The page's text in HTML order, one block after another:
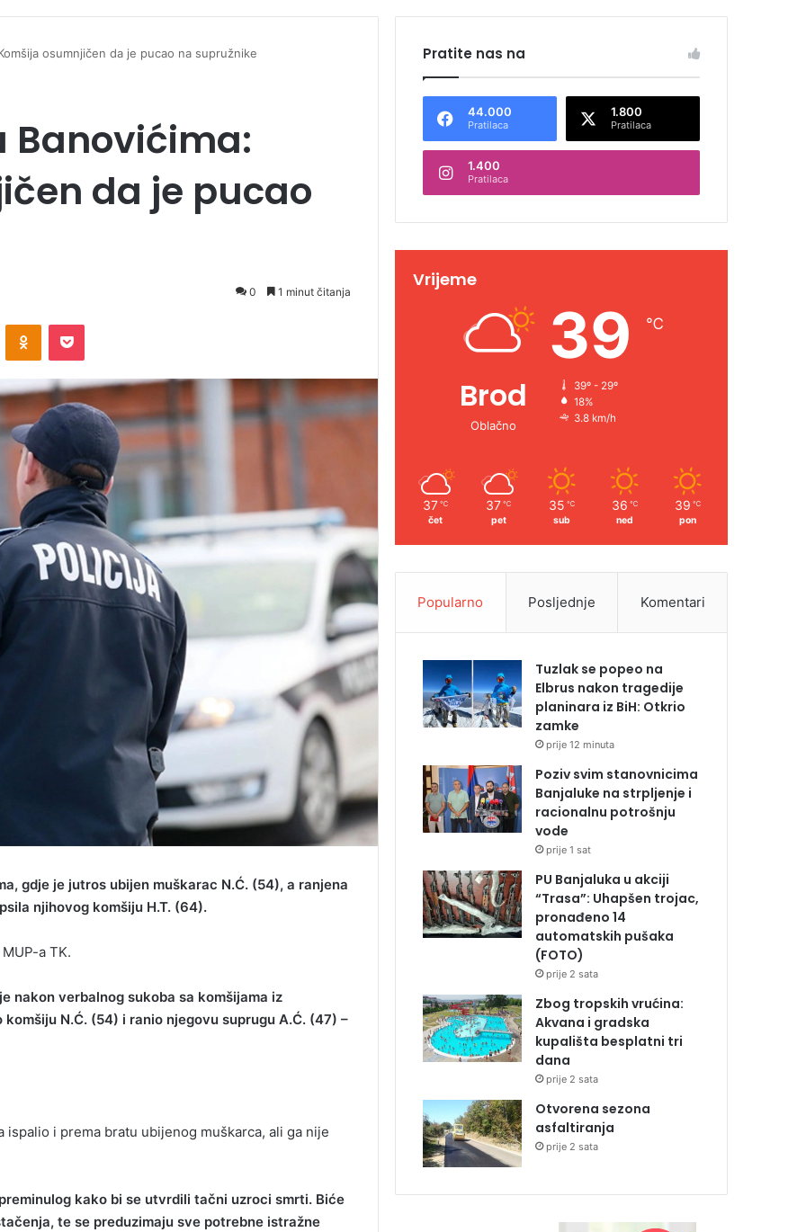
osumnjičen da je pucao na supružnike
Banovićima:
da je pucao
0 1 minut čitanja
gdje je jutros ubijen muškarac N.Ć. (54), a ranjena
njihovog komšiju H.T. (64).
a TK.
nakon verbalnog sukoba sa komšijama iz
N.Ć. (54) i ranio njegovu suprugu A.Ć. (47) –
i prema bratu ubijenog muškarca, ali ga nije
kako bi se utvrdili tačni uzroci smrti. Biće
te se preduzimaju sve potrebne istražne
Pratite nas na
44.000
Pratilaca
1.800
Pratilaca
1.400
Pratilaca
Vrijeme
Brod
Oblačno
39 ℃
39º - 29º
18%
3.8 km/h
37 ℃
čet
37 ℃
pet
35 ℃
sub
36 ℃
ned
39 ℃
pon
Popularno Posljednje Komentari
Tuzlak se popeo na
Elbrus nakon tragedije
planinara iz BiH: Otkrio
zamke
prije 12 minuta
Poziv svim stanovnicima
Banjaluke na strpljenje i
racionalnu potrošnju
vode
prije 1 sat
PU Banjaluka u akciji
“Trasa”: Uhapšen trojac,
pronađeno 14
automatskih pušaka
(FOTO)
prije 2 sata
Zbog tropskih vrućina:
Akvana i gradska
kupališta besplatni tri
dana
prije 2 sata
Otvorena sezona
asfaltiranja
prije 2 sata